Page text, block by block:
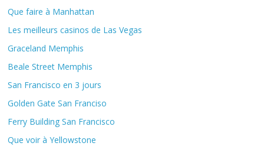
Que faire à Manhattan
Les meilleurs casinos de Las Vegas
Graceland Memphis
Beale Street Memphis
San Francisco en 3 jours
Golden Gate San Franciso
Ferry Building San Francisco
Que voir à Yellowstone